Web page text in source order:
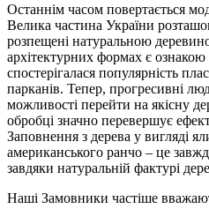
Останнім часом повертається
Велика частина України
розпещені натуральною
архітектурних формах є ознакою
спостерігалася популярність
парканів. Тепер, прогресивні
можливості перейти на якісну
обробці значно перевершує
Заповнення з дерева у вигляді
американського ранчо – це
завдяки натуральній фактурі
Наші Замовники частіше